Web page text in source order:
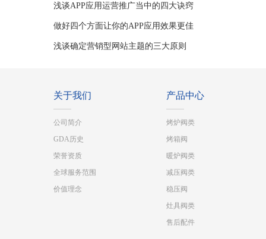
浅谈APP应用运营推广当中的四大诀窍
做好四个方面让你的APP应用效果更佳
浅谈确定营销型网站主题的三大原则
关于我们
公司简介
GDA历史
荣誉资质
全球服务范围
价值理念
产品中心
烤炉阀类
烤箱阀
暖炉阀类
减压阀类
稳压阀
灶具阀类
售后配件